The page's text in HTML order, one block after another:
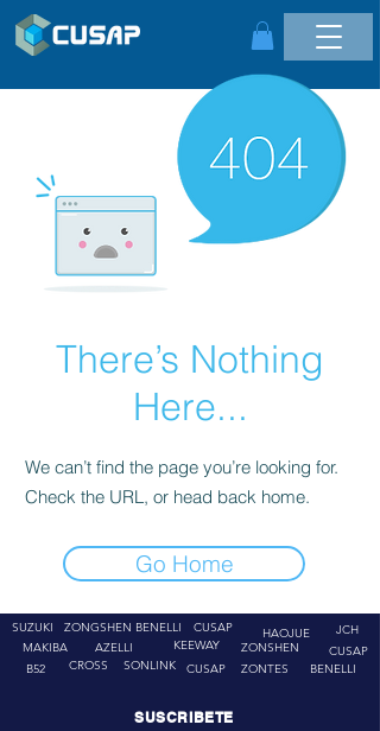
There’s Nothing
Here...
We can’t find the page you’re looking for.
Check the URL, or head back home.
Go Home
SUZUKI
ZONGSHEN
MAKIBA
AZELLI
BENELLI
CUSAP
KEEWAY
B52
CROSS SONLINK CUSAP
HAOJUE
JCH
ZONSHEN
ZONTES
CUSAP
BENELLI
SUSCRIBETE